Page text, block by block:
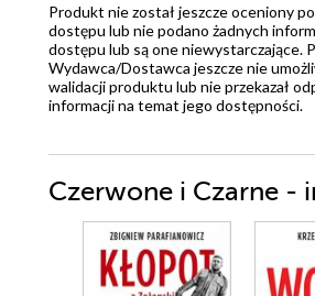
Produkt nie został jeszcze oceniony
dostępu lub nie podano żadnych
dostępu lub są one niewystarczające.
Wydawca/Dostawca jeszcze nie
walidacji produktu lub nie przekazał
informacji na temat jego dostępności.
Czerwone i Czarne -